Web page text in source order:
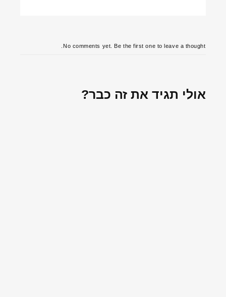
No comments yet. Be the first one to leave a thought.
אולי תגיד את זה כבר?